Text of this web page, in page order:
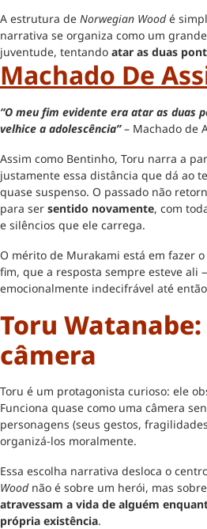
A estrutura de Norwegian Woodé
narrativa se organiza como um
juventude, tentando atar as duas
Machado De
“O meu fim evidente era atar as duas
velhice a adolescência”– Machado de
Assim como Bentinho, Toru narra a
justamente essa distância que dá ao
quase suspenso. O passado não
para ser sentido novamente, com
e silêncios que ele carrega.
O mérito de Murakami está em fazer
fim, que a resposta sempre esteve ali
emocionalmente indecifrável até
Toru
câmera
Toru é um protagonista curioso: ele
Funciona quase como uma câmera
personagens (seus gestos,
organizá-los moralmente.
Essa escolha narrativa desloca o
Woodnão é sobre um herói, mas sobre
atravessam a vida de alguém
própria existência.